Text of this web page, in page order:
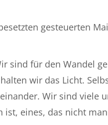
gesteuerten
sind für den Wandel
wir das Licht.
Wir sind viele
eines, das nicht